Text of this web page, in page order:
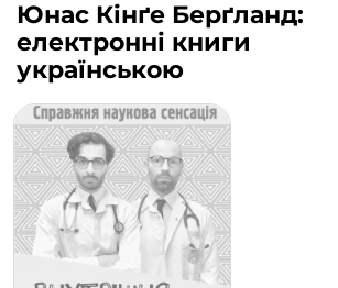
Юнас Кінґе Берґланд:
електронні книги
українською